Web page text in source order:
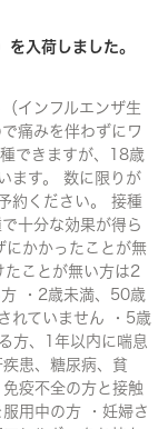
を入荷しました。
インフルエンザ生
痛みを伴わずにワ
できますが、18歳
ます。 数に限りが
約ください。 接種
十分な効果が得ら
にかかったことが無
たことが無い方は2
・2歳未満、50歳
れていません ・5歳
方、1年以内に喘息
患、糖尿病、貧
疫不全の方と接触
用中の方 ・妊婦さ